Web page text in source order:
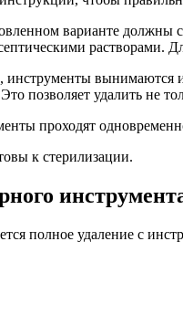
варианте
растворами.
инструменты
позволяет удалить не
проходят
к стерилизации.
полное удаление с